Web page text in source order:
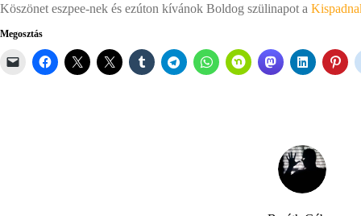
Köszönet eszpee-nek és ezúton kívánok Boldog szülinapot a
Megosztás